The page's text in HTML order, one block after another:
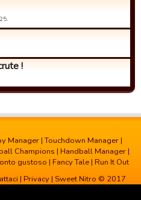
!
Manager |Touchdown Manager |
Champions | Handball Manager |
gustoso | Fancy Tale | Run It Out
| Privacy | Sweet Nitro © 2017